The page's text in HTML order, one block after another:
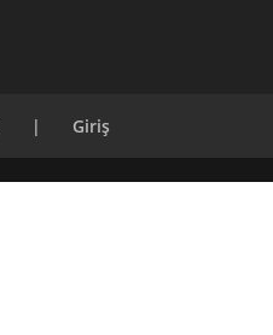
| Giriş